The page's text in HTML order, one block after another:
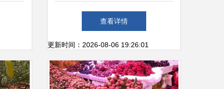
带回你身边
查看详情
更新时间：2026-08-06 19:26:01